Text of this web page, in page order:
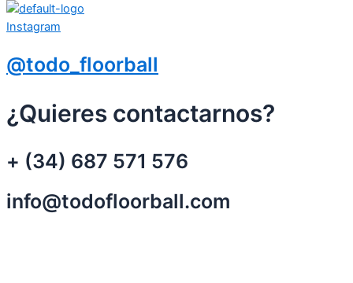
Instagram
@todo_floorball
¿Quieres contactarnos?
+ (34) 687 571 576
info@todofloorball.com